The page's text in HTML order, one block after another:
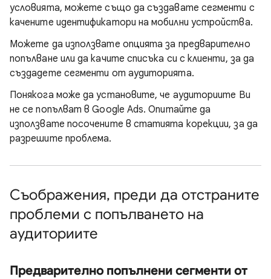
условията, можете също да създавате сегменти с
качените идентификатори на мобилни устройства.
Можете да използвате опцията за предварително
попълване или да качите списъка си с клиенти, за да
създадете сегменти от аудиторията.
Понякога може да установите, че аудиториите Ви
не се попълват в Google Ads. Опитайте да
използвате посочените в статията корекции, за да
разрешите проблема.
Съображения, преди да отстраните
проблеми с попълването на
аудиториите
Предварително попълнени сегменти от